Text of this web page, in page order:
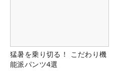
猛暑を乗り切る！ こだわり機
能派パンツ4選